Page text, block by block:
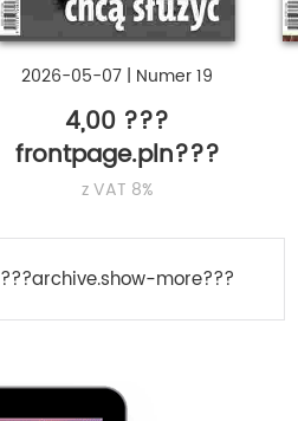
2026-05-07 | Numer 19
4,00 ???
frontpage.pln???
z VAT 8%
???archive.show-more???